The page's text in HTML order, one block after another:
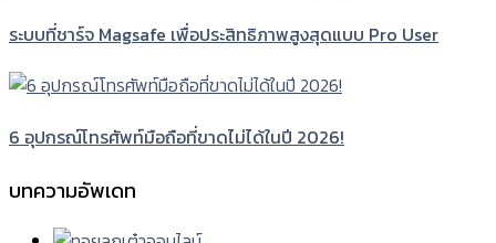
ระบบที่ชาร์จ Magsafe เพื่อประสิทธิภาพสูงสุดแบบ Pro User
6 อุปกรณ์โทรศัพท์มือถือที่ขาดไม่ได้ในปี 2026!
บทความอัพเดท